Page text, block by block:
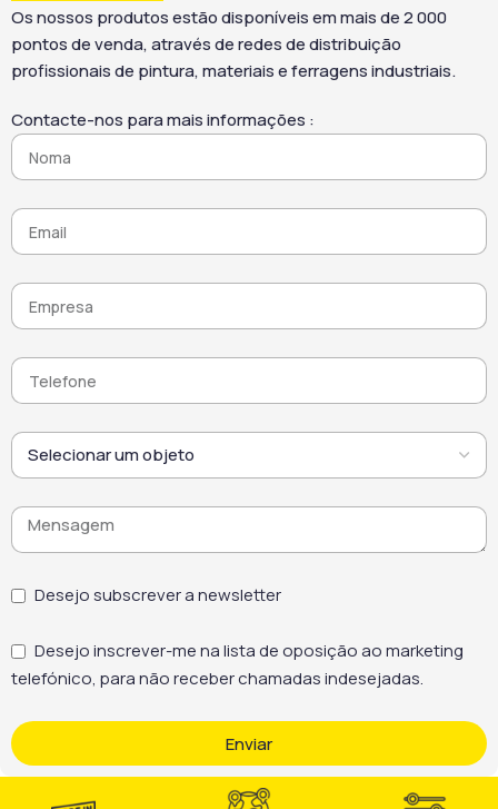
Os nossos produtos estão disponíveis em mais de 2 000
pontos de venda, através de redes de distribuição
profissionais de pintura, materiais e ferragens industriais.
Contacte-nos para mais informações :
Desejo subscrever a newsletter
Desejo inscrever-me na lista de oposição ao marketing
telefónico, para não receber chamadas indesejadas.
Enviar